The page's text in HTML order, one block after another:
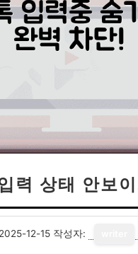
력 상태 안보
2025-12-15 작성자: